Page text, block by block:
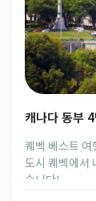
캐나다 동부
퀘벡 베스트
도시 퀘벡에서
습니다!